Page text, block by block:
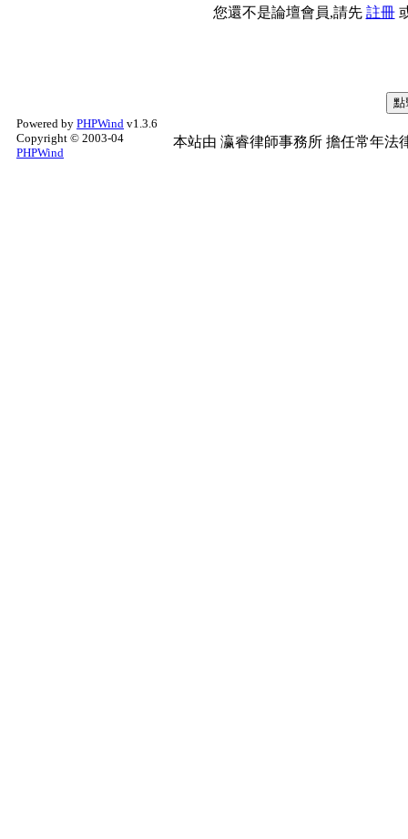
您還不是論壇會員,請先 註冊
Powered by PHPWind v1.3.6
Copyright © 2003-04
PHPWind
本站由 瀛睿律師事務所 擔任常年法